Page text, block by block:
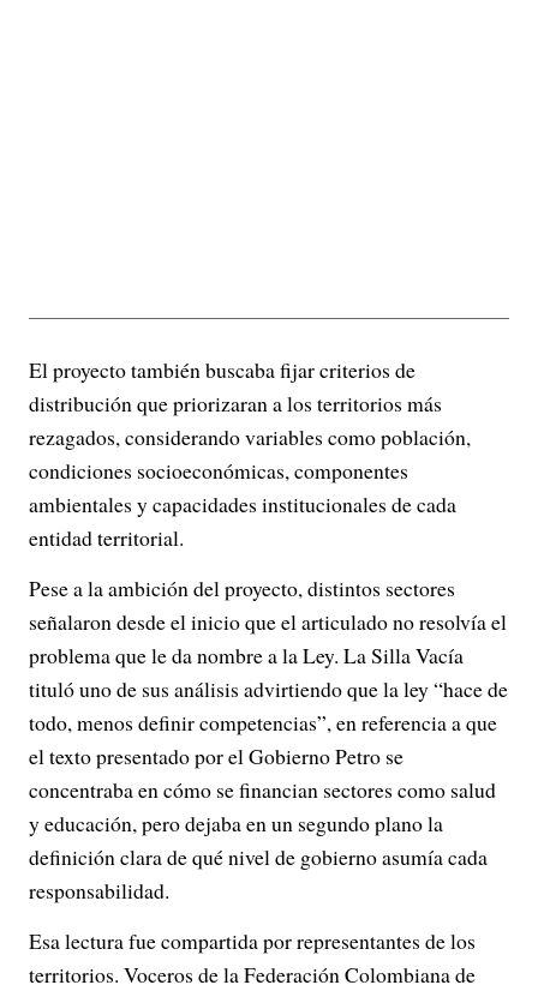
El proyecto también buscaba fijar criterios de
distribución que priorizaran a los territorios más
rezagados, considerando variables como población,
condiciones socioeconómicas, componentes
ambientales y capacidades institucionales de cada
entidad territorial.
Pese a la ambición del proyecto, distintos sectores
señalaron desde el inicio que el articulado no resolvía el
problema que le da nombre a la Ley. La Silla Vacía
tituló uno de sus análisis advirtiendo que la ley “hace de
todo, menos definir competencias”, en referencia a que
el texto presentado por el Gobierno Petro se
concentraba en cómo se financian sectores como salud
y educación, pero dejaba en un segundo plano la
definición clara de qué nivel de gobierno asumía cada
responsabilidad.
Esa lectura fue compartida por representantes de los
territorios. Voceros de la Federación Colombiana de